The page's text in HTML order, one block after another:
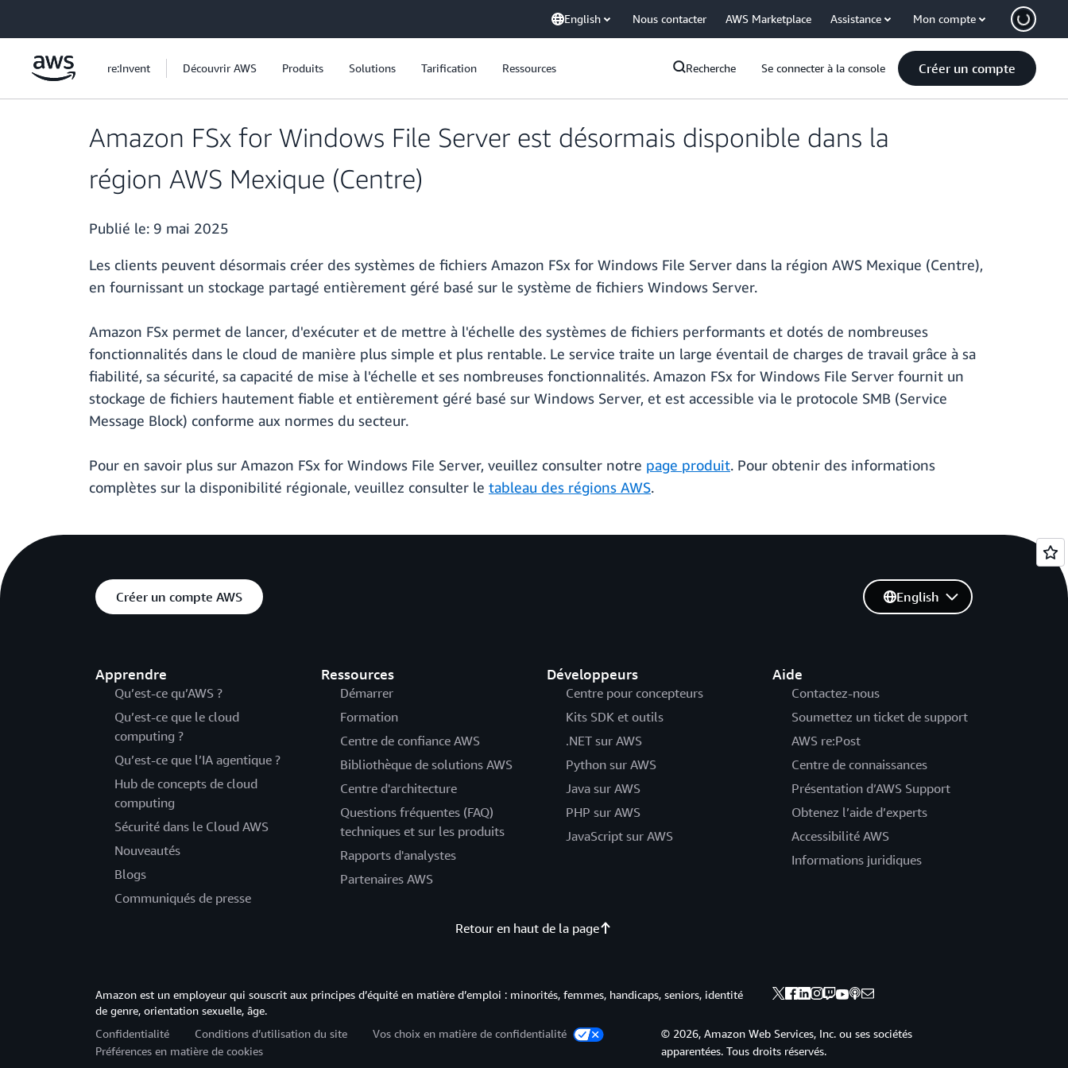
English Nous contacter AWS Marketplace Assistance Mon compte
re:Invent Découvrir AWS Produits Solutions Tarification Ressources Recherche Se connecter à la console Créer un compte
Amazon FSx for Windows File Server est désormais disponible dans la
région AWS Mexique (Centre)
Publié le: 9 mai 2025
Les clients peuvent désormais créer des systèmes de fichiers Amazon FSx for Windows File Server dans la région AWS Mexique (Centre),
en fournissant un stockage partagé entièrement géré basé sur le système de fichiers Windows Server.
Amazon FSx permet de lancer, d'exécuter et de mettre à l'échelle des systèmes de fichiers performants et dotés de nombreuses
fonctionnalités dans le cloud de manière plus simple et plus rentable. Le service traite un large éventail de charges de travail grâce à sa
fiabilité, sa sécurité, sa capacité de mise à l'échelle et ses nombreuses fonctionnalités. Amazon FSx for Windows File Server fournit un
stockage de fichiers hautement fiable et entièrement géré basé sur Windows Server, et est accessible via le protocole SMB (Service
Message Block) conforme aux normes du secteur.
Pour en savoir plus sur Amazon FSx for Windows File Server, veuillez consulter notre page produit. Pour obtenir des informations
complètes sur la disponibilité régionale, veuillez consulter le tableau des régions AWS.
Créer un compte AWS
Apprendre
Qu’est-ce qu’AWS ?
Qu’est-ce que le cloud
computing ?
Qu’est-ce que l’IA agentique ?
Hub de concepts de cloud
computing
Sécurité dans le Cloud AWS
Nouveautés
Blogs
Communiqués de presse
Ressources
Démarrer
Formation
Centre de confiance AWS
Bibliothèque de solutions AWS
Centre d'architecture
Questions fréquentes (FAQ)
techniques et sur les produits
Rapports d'analystes
Partenaires AWS
Développeurs
Centre pour concepteurs
Kits SDK et outils
.NET sur AWS
Python sur AWS
Java sur AWS
PHP sur AWS
JavaScript sur AWS
Aide
Contactez-nous
Soumettez un ticket de support
AWS re:Post
Centre de connaissances
Présentation d’AWS Support
Obtenez l’aide d’experts
Accessibilité AWS
Informations juridiques
English
Retour en haut de la page
Amazon est un employeur qui souscrit aux principes d’équité en matière d’emploi : minorités, femmes, handicaps, seniors, identité
de genre, orientation sexuelle, âge.
Confidentialité
Conditions d’utilisation du site
Vos choix en matière de confidentialité
Préférences en matière de cookies
© 2026, Amazon Web Services, Inc. ou ses sociétés
apparentées. Tous droits réservés.